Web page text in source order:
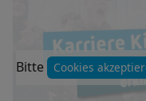
Bitte Cookies